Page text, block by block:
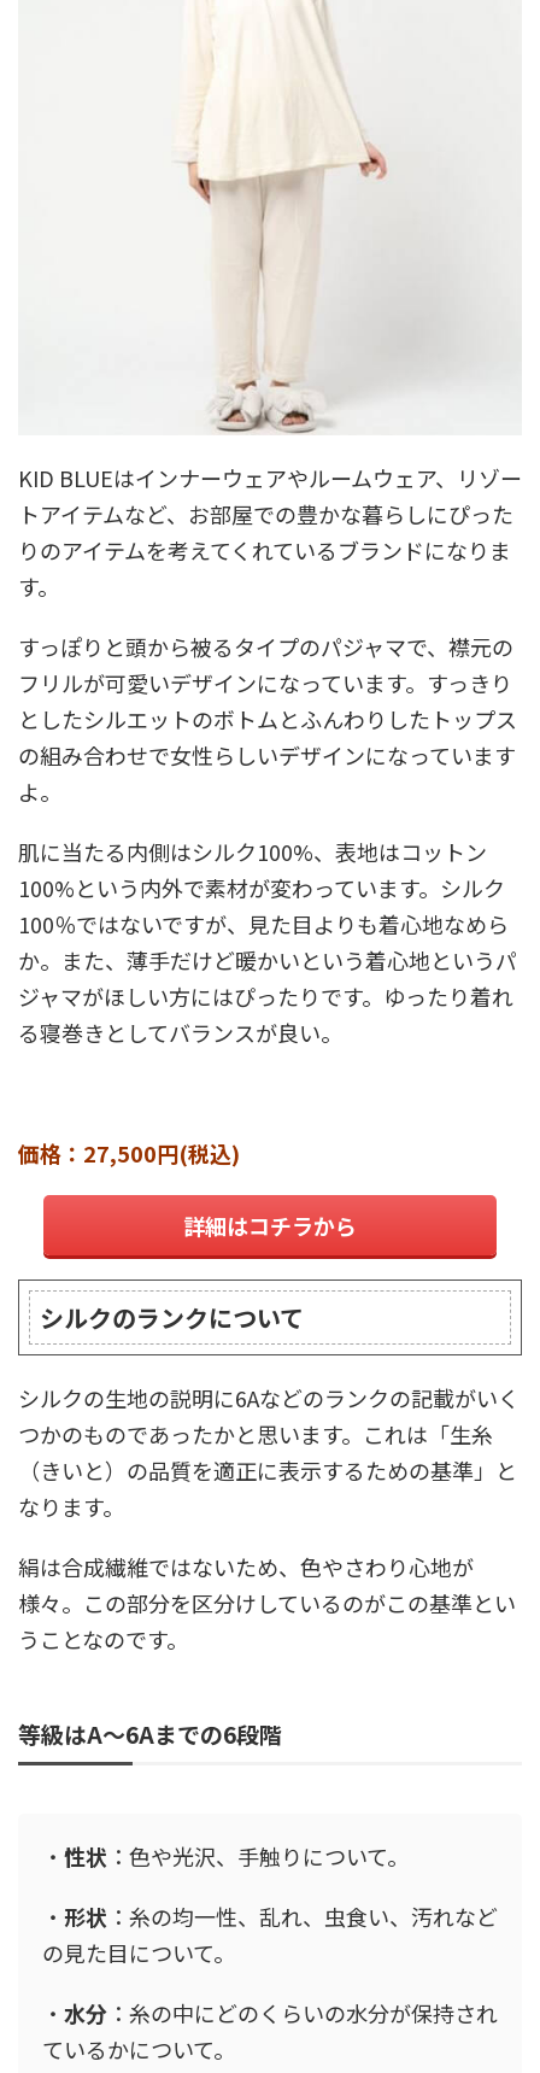
KID BLUEはインナーウェアやルームウェア、リゾー
トアイテムなど、お部屋での豊かな暮らしにぴった
りのアイテムを考えてくれているブランドになりま
す。
すっぽりと頭から被るタイプのパジャマで、襟元の
フリルが可愛いデザインになっています。すっきり
としたシルエットのボトムとふんわりしたトップス
の組み合わせで女性らしいデザインになっています
よ。
肌に当たる内側はシルク100%、表地はコットン
100%という内外で素材が変わっています。シルク
100％ではないですが、見た目よりも着心地なめら
か。また、薄手だけど暖かいという着心地というパ
ジャマがほしい方にはぴったりです。ゆったり着れ
る寝巻きとしてバランスが良い。
価格：27,500円(税込)
詳細はコチラから
シルクのランクについて
シルクの生地の説明に6Aなどのランクの記載がいく
つかのものであったかと思います。これは「生糸
（きいと）の品質を適正に表示するための基準」と
なります。
絹は合成繊維ではないため、色やさわり心地が
様々。この部分を区分けしているのがこの基準とい
うことなのです。
等級はA～6Aまでの6段階
・ 性状 ：色や光沢、手触りについて。
・ 形状 ：糸の均一性、乱れ、虫食い、汚れなど
の見た目について。
・ 水分 ：糸の中にどのくらいの水分が保持され
ているかについて。